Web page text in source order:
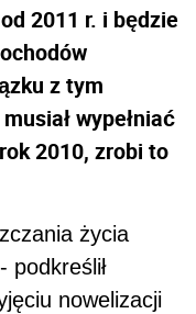
2011 r. i będzie
z tym
wypełniać
2010, zrobi to
życia
podkreślił
nowelizacji